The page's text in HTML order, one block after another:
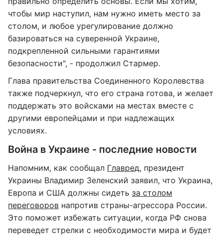
чтобы мир наступил, нам нужно иметь место за
столом, и любое урегулирование должно
базироваться на суверенной Украине,
подкрепленной сильными гарантиями
безопасности", - продолжил Стармер.
Глава правительства Соединенного Королевства
также подчеркнул, что его страна готова, и желает
поддержать это войсками на местах вместе с
другими европейцами и при надлежащих
условиях.
Война в Украине - последние новости
Напомним, как сообщал Главред, президент
Украины Владимир Зеленский заявил, что Украина,
Европа и США должны сидеть за столом
переговоров напротив страны-агрессора России.
Это поможет избежать ситуации, когда РФ снова
переведет стрелки с необходимости мира и будет